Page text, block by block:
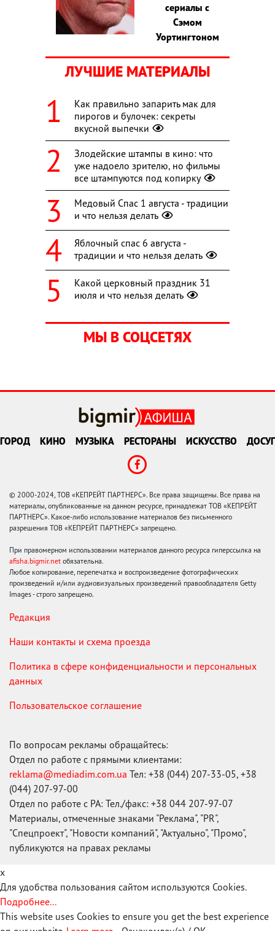
сериалы с
Сэмом
Уортингтоном
ЛУЧШИЕ МАТЕРИАЛЫ
Как правильно запарить мак для
пирогов и булочек: секреты
вкусной выпечки
Злодейские штампы в кино: что
уже надоело зрителю, но фильмы
все штампуются под копирку
Медовый Спас 1 августа - традиции
и что нельзя делать
Яблочный спас 6 августа -
традиции и что нельзя делать
Какой церковный праздник 31
июля и что нельзя делать
МЫ В СОЦСЕТЯХ
ГОРОД КИНО МУЗЫКА РЕСТОРАНЫ ИСКУССТВО ДОСУГ
© 2000-2024, ТОВ «КЕПРЕЙТ ПАРТНЕРС». Все права защищены. Все права на
материалы, опубликованные на данном ресурсе, принадлежат ТОВ «КЕПРЕЙТ
ПАРТНЕРС». Какое-либо использование материалов без письменного
разрешения ТОВ «КЕПРЕЙТ ПАРТНЕРС» запрещено.
При правомерном использовании материалов данного ресурса гиперссылка на
afisha.bigmir.net обязательна.
Любое копирование, перепечатка и воспроизведение фотографических
произведений и/или аудиовизуальных произведений правообладателя Getty
Images - строго запрещено.
Редакция
Наши контакты и схема проезда
Политика в сфере конфиденциальности и персональных
данных
Пользовательское соглашение
По вопросам рекламы обращайтесь:
Отдел по работе с прямыми клиентами:
reklama@mediadim.com.ua Тел: +38 (044) 207-33-05, +38
(044) 207-97-00
Отдел по работе с РА: Тел./факс: +38 044 207-97-07
Материалы, отмеченные знаками "Реклама", "PR",
"Спецпроект", "Новости компаний", "Актуально", "Промо",
публикуются на правах рекламы
x
Для удобства пользования сайтом используются Cookies.
Подробнее...
This website uses Cookies to ensure you get the best experience